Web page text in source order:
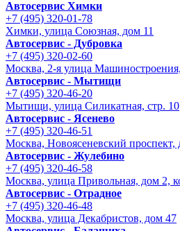
Автосервис Химки
+7 (495) 320-01-78
Химки, улица Союзная, дом 11
Автосервис - Дубровка
+7 (495) 320-02-60
Москва, 2-я улица
Автосервис - Мытищи
+7 (495) 320-46-20
Мытищи, улица Силикатная, стр. 10
Автосервис - Ясенево
+7 (495) 320-46-51
Москва, Новоясеневский проспект,
Автосервис - Жулебино
+7 (495) 320-46-58
Москва, улица Привольная, дом 2,
Автосервис - Отрадное
+7 (495) 320-46-48
Москва, улица Декабристов, дом 47